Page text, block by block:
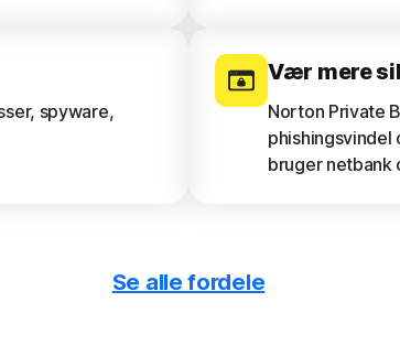
spyware,
Vær mere
Norton Private
phishingsvindel
bruger netbank
Se alle fordele